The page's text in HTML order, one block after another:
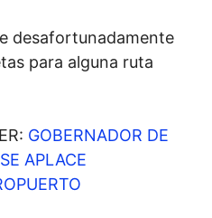
desafortunadamente
para alguna ruta
GOBERNADOR DE
APLACE